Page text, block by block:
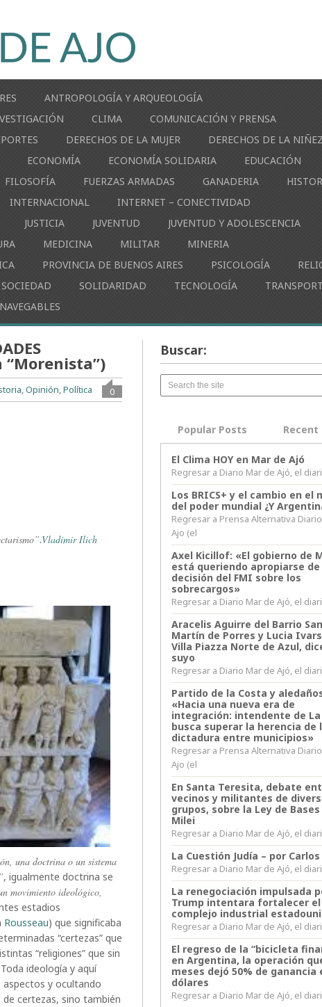
ANTROPOLOGÍA Y ARQUEOLOGÍA
CLIMA
COMUNICACIÓN Y PRENSA
DERECHOS DE LA MUJER
DERECHOS DE LA NIÑEZ
ECONOMÍA ECONOMÍA SOLIDARIA
EDUCACIÓN
FILOSOFÍA FUERZAS ARMADAS GANADERIA
INTERNACIONAL
INTERNET – CONECTIVIDAD
JUSTICIA JUVENTUD
JUVENTUD Y ADOLESCENCIA
MEDICINA MILITAR
MINERIA
PROVINCIA DE BUENOS AIRES PSICOLOGÍA
SOCIEDAD SOLIDARIDAD TECNOLOGÍA
“Morenista”)
0
,Opinión,Política
.Vladímir Ilich
una doctrina o un sistema
”, igualmente doctrina se
movimiento ideológico,
estadios
Rousseau) que significaba
“certezas” que
“religiones” que sin
ideología y aquí
aspectos y ocultando
certezas, sino también
Buscar:
Popular Posts Recent
El Clima HOY en Mar de Ajó
Regresar a Diario Mar de Ajó, el
Los BRICS+ y el cambio en el
del poder mundial ¿Y
Regresar a Prensa Alternativa
Ajo (el
Axel Kicillof: «El gobierno de
está queriendo apropiarse
decisión del FMI sobre los
sobrecargos»
Regresar a Diario Mar de Ajó, el
Aracelis Aguirre del Barrio San
Martín de Porres y Lucia
Villa Piazza Norte de Azul,
suyo
Regresar a Diario Mar de Ajó, el
Partido de la Costa y
«Hacia una nueva era de
integración: intendente de La
busca superar la herencia de
dictadura entre municipios»
Regresar a Prensa Alternativa
Ajo (el
En Santa Teresita, debate
vecinos y militantes de
grupos, sobre la Ley de Bases
Milei
Regresar a Diario Mar de Ajó, el
La Cuestión Judía – por
Regresar a Diario Mar de Ajó, el
La renegociación impulsada
Trump intentara fortalecer el
complejo industrial
Regresar a Diario Mar de Ajó, el
El regreso de la “bicicleta
en Argentina, la operación
meses dejó 50% de ganancia
dólares
Regresar a Diario Mar de Ajó, el